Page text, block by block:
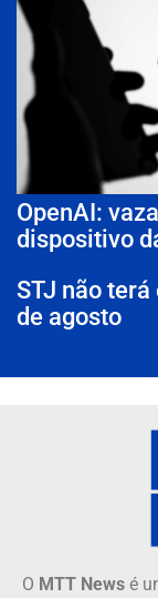
OpenAI:
dispositivo
STJ não
de agosto
O MTT News é